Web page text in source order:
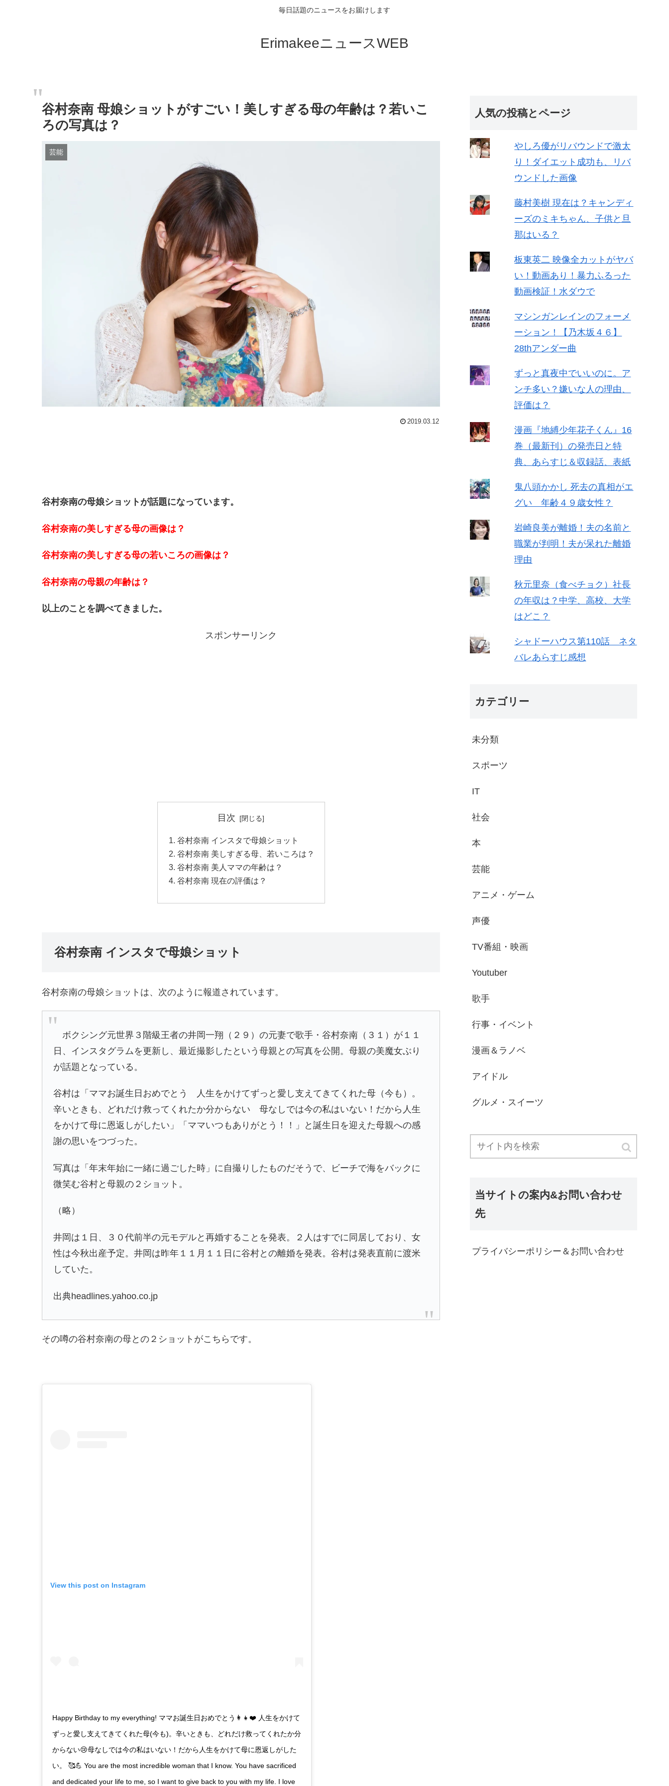
毎日話題のニュースをお届けします
ErimakeeニュースWEB
谷村奈南 母娘ショットがすごい！美しすぎる母の年齢は？若いこ
ろの写真は？
芸能
2019.03.12
谷村奈南の母娘ショットが話題になっています。
谷村奈南の美しすぎる母の画像は？
谷村奈南の美しすぎる母の若いころの画像は？
谷村奈南の母親の年齢は？
以上のことを調べてきました。
スポンサーリンク
目次
谷村奈南 インスタで母娘ショット
谷村奈南 美しすぎる母、若いころは？
谷村奈南 美人ママの年齢は？
谷村奈南 現在の評価は？
谷村奈南 インスタで母娘ショット
谷村奈南の母娘ショットは、次のように報道されています。
ボクシング元世界３階級王者の井岡一翔 （２９）の元妻で歌手・ 谷村奈南（３１）が１１
日、インスタグラムを更新し、最近撮影したという母親との写真を公開。母親の美魔女ぶり
が話題となっている。
谷村は「ママお誕生日おめでとう 人生をかけてずっと愛し支えてきてくれた母（今も）。
辛いときも、どれだけ救ってくれたか分からない 母なしでは今の私はいない！だから人生
をかけて母に恩返しがしたい」「ママいつもありがとう！！」と誕生日を迎えた母親への感
謝の思いをつづった。
写真は「年末年始に一緒に過ごした時」に自撮りしたものだそうで、ビーチで海をバックに
微笑む谷村と母親の２ショット。
（略）
井岡は１日、３０代前半の元モデルと再婚することを発表。２人はすでに同居しており、女
性は今秋出産予定。井岡は昨年１１月１１日に谷村との離婚を発表。谷村は発表直前に渡米
していた。
出典headlines.yahoo.co.jp
その噂の谷村奈南の母との２ショットがこちらです。
View this post on Instagram
Happy Birthday to my everything! ママお誕生日おめでとう👩‍👧❤️ 人生をかけて
ずっと愛し支えてきてくれた母(今も)。辛いときも、どれだけ救ってくれたか分
からない😢母なしでは今の私はいない！だから人生をかけて母に恩返しがした
い。 🥰💪 You are the most incredible woman that I know. You have sacrificed
and dedicated your life to me, so I want to give back to you with my life. I love
人気の投稿とページ
やしろ優がリバウンドで激太
り！ダイエット成功も、リバ
ウンドした画像
藤村美樹 現在は？キャンディ
ーズのミキちゃん、子供と旦
那はいる？
板東英二 映像全カットがヤバ
い！動画あり！暴力ふるった
動画検証！水ダウで
マシンガンレインのフォーメ
ーション！【乃木坂４６】
28thアンダー曲
ずっと真夜中でいいのに。ア
ンチ多い？嫌いな人の理由、
評価は？
漫画『地縛少年花子くん』16
巻（最新刊）の発売日と特
典、あらすじ＆収録話、表紙
鬼八頭かかし 死去の真相がエ
グい 年齢４９歳女性？
岩崎良美が離婚！夫の名前と
職業が判明！夫が呆れた離婚
理由
秋元里奈（食べチョク）社長
の年収は？中学、高校、大学
はどこ？
シャドーハウス第110話 ネタ
バレあらすじ感想
カテゴリー
未分類
スポーツ
IT
社会
本
芸能
アニメ・ゲーム
声優
TV番組・映画
Youtuber
歌手
行事・イベント
漫画＆ラノベ
アイドル
グルメ・スイーツ
当サイトの案内&お問い合わせ
先
プライバシーポリシー＆お問い合わせ